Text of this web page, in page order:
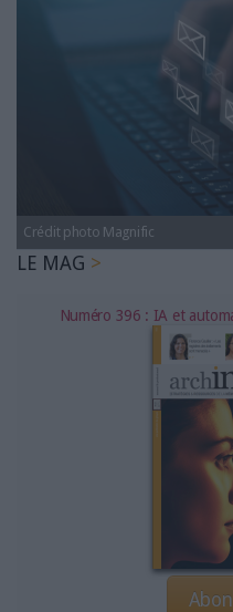
LES BASES DE DONNÉES
L'ESPACE EMPLOI
L'ANNUAIRE DES ACTEURS
Crédit photo Magnific
LE MAG
Numéro 396 : IA et